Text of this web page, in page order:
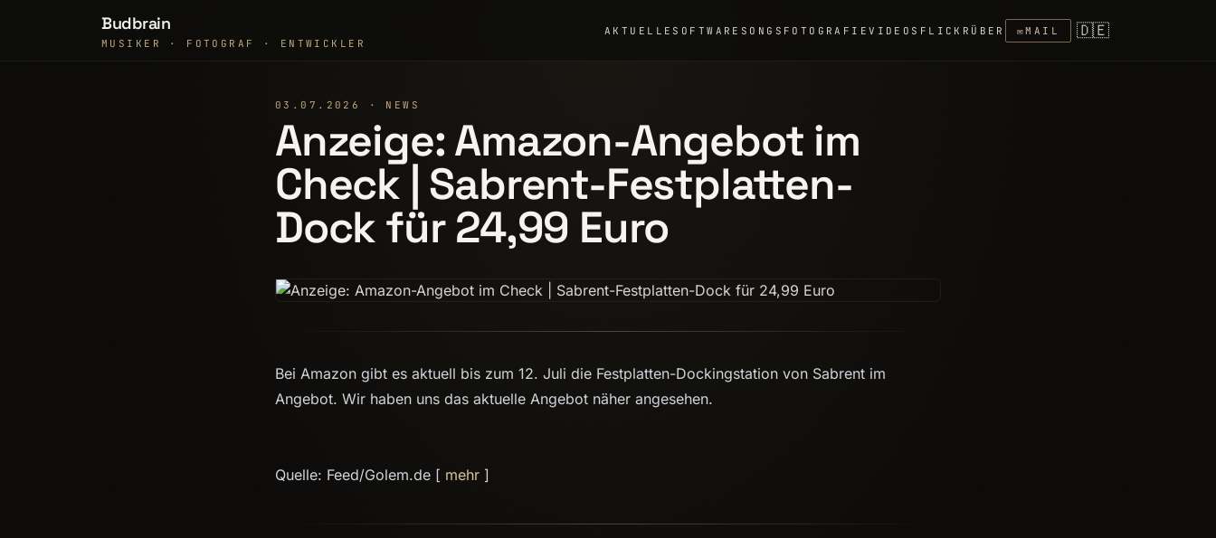
Budbrain
MUSIKER · FOTOGRAF · ENTWICKLER
AKTUELLE SOFTWARE SONGS FOTOGRAFIEVIDEOS FLICKR ÜBER ✉MAIL 🇩🇪
03.07.2026 · NEWS
Anzeige: Amazon-Angebot im
Check | Sabrent-Festplatten-
Dock für 24,99 Euro
Bei Amazon gibt es aktuell bis zum 12. Juli die Festplatten-Dockingstation von Sabrent im
Angebot. Wir haben uns das aktuelle Angebot näher angesehen.
Quelle: Feed/Golem.de [ mehr ]